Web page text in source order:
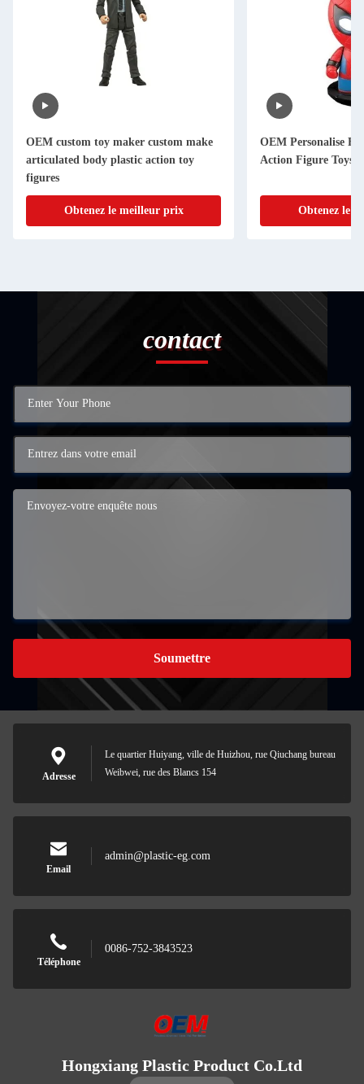
OEM custom toy maker custom make
articulated body plastic action toy
figures
Obtenez le meilleur prix
OEM Personalise
Action Figure Toys
Obtenez le
contact
Soumettre
Adresse
Le quartier Huiyang, ville de Huizhou, rue Qiuchang bureau
Weibwei, rue des Blancs 154
Email
admin@plastic-eg.com
Téléphone
0086-752-3843523
Hongxiang Plastic Product Co.Ltd